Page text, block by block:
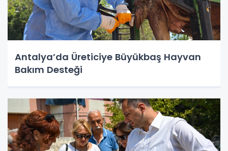
Antalya’da Üreticiye Büyükbaş Hayvan
Bakım Desteği